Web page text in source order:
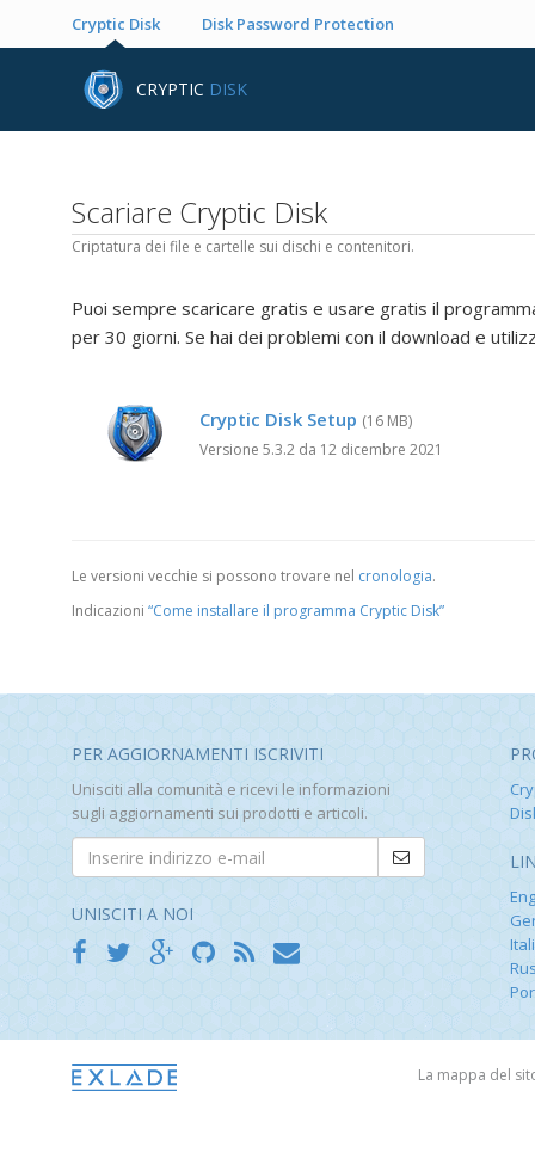
Cryptic Disk Disk Password Protection
CRYPTIC DISK
Scariare Cryptic Disk
Criptatura dei file e cartelle sui dischi e contenitori.
Puoi sempre scaricare gratis e usare gratis il
per 30 giorni. Se hai dei problemi con il download e
Cryptic Disk Setup (16 MB)
Versione 5.3.2 da 12 dicembre 2021
Le versioni vecchie si possono trovare nel cronologia.
Indicazioni “Come installare il programma Cryptic Disk”
PER AGGIORNAMENTI ISCRIVITI
Unisciti alla comunità e ricevi le informazioni
sugli aggiornamenti sui prodotti e articoli.
UNISCITI A NOI
La mappa del